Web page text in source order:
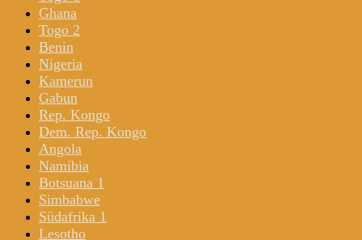
Ghana
Togo 2
Benin
Nigeria
Kamerun
Gabun
Rep. Kongo
Dem. Rep. Kongo
Angola
Namibia
Botsuana 1
Simbabwe
Südafrika 1
Lesotho